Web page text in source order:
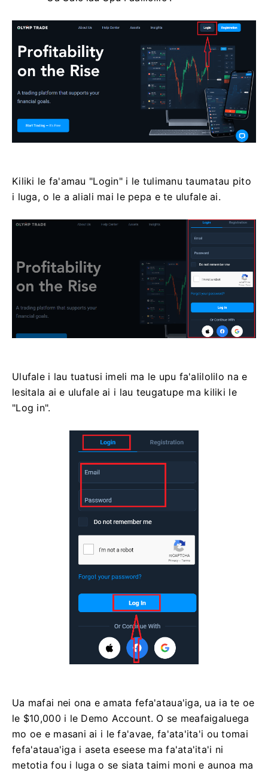
Kiliki le fa'amau "Login" i le tulimanu taumatau pito
i luga, o le a aliali mai le pepa e te ulufale ai.
Ulufale i lau tuatusi imeli ma le upu fa'alilolilo na e
lesitala ai e ulufale ai i lau teugatupe ma kiliki le
"Log in".
Ua mafai nei ona e amata fefa'ataua'iga, ua ia te oe
le $10,000 i le Demo Account. O se meafaigaluega
mo oe e masani ai i le fa'avae, fa'ata'ita'i ou tomai
fefa'ataua'iga i aseta eseese ma fa'ata'ita'i ni
metotia fou i luga o se siata taimi moni e aunoa ma